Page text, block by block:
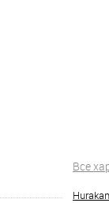
Все
Hurakan